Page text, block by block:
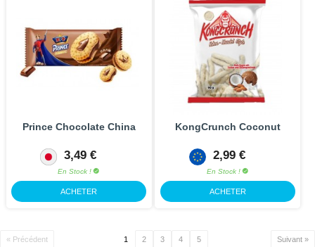
Prince Chocolate China
3,49 €
En Stock !
ACHETER
KongCrunch Coconut
2,99 €
En Stock !
ACHETER
« Précédent 1 2 3 4 5 Suivant »